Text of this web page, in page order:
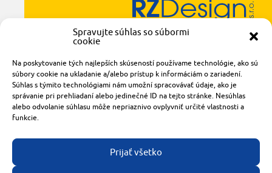
Spravujte súhlas so súbormi
cookie
Na poskytovanie tých najlepších skúseností používame technológie, ako sú
súbory cookie na ukladanie a/alebo prístup k informáciám o zariadení.
Súhlas s týmito technológiami nám umožní spracovávať údaje, ako je
správanie pri prehliadaní alebo jedinečné ID na tejto stránke. Nesúhlas
alebo odvolanie súhlasu môže nepriaznivo ovplyvniť určité vlastnosti a
funkcie.
Prijať všetko
Radlinského 1611/14
obchod@rzparkety.sk
+421 905 119 087
made with
bytomashalo.com